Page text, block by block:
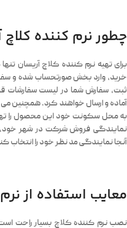
چطور نرم کننده
برای تهیه نرم کننده کلاچ آریسان
خرید، وارد بخش صورتحساب شده و
ثبت، سفارش شما در لیست سفارشات
آماده و ارسال خواهند کرد. همچنین می
به محل سکونت خود این محصول را تهیه
نمایندگی فروش شرکت در شهر خود،
آنجا نمایندگی مد نظر خود را انتخاب
معایب استفاده از
نصب نرم کننده کلاچ بسیار راحت